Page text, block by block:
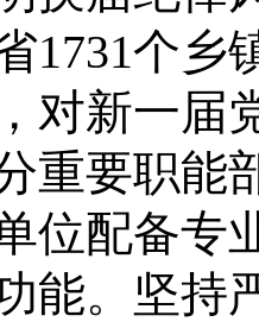
1731个乡
对新一届
重要职能
位配备专
能。坚持